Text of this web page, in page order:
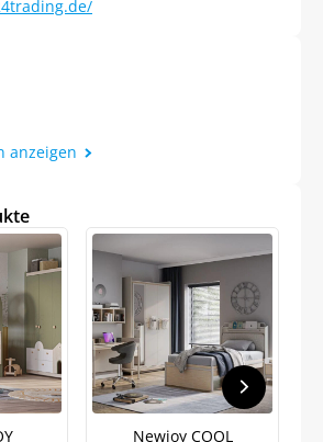
anzeigen
Newjoy COOL
5% Rabatt